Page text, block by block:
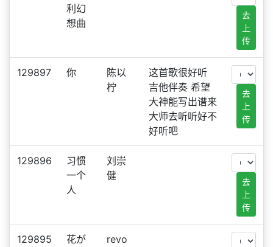
利幻
想曲
去
上
传
129897 你
陈以
柠
这首歌很好听
吉他伴奏 希望
大神能写出谱来
大师去听听好不
好听吧
去
上
传
129896
习惯
一个
人
刘崇
健
去
上
传
129895
花が
revo